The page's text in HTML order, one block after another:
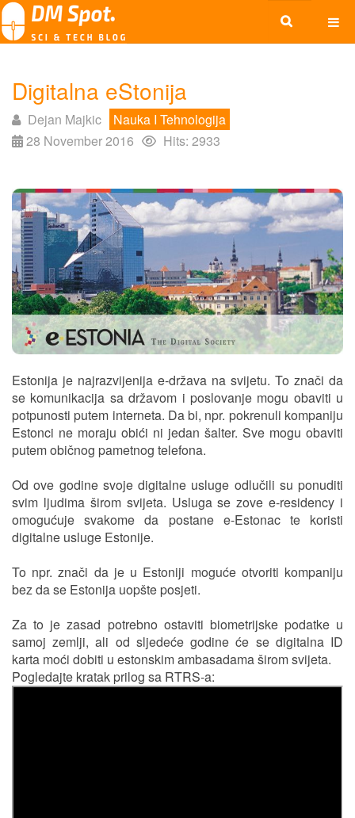
Digitalna eStonija
Dejan Majkic
Nauka I Tehnologija
28 November 2016
Hits: 2933
Estonija je najrazvijenija e-država na svijetu. To znači da
se komunikacija sa državom i poslovanje mogu obaviti u
potpunosti putem interneta. Da bi, npr. pokrenuli kompaniju
Estonci ne moraju obići ni jedan šalter. Sve mogu obaviti
putem običnog pametnog telefona.
Od ove godine svoje digitalne usluge odlučili su ponuditi
svim ljudima širom svijeta. Usluga se zove e-residency i
omogućuje svakome da postane e-Estonac te koristi
digitalne usluge Estonije.
To npr. znači da je u Estoniji moguće otvoriti kompaniju
bez da se Estonija uopšte posjeti.
Za to je zasad potrebno ostaviti biometrijske podatke u
samoj zemlji, ali od sljedeće godine će se digitalna ID
karta moći dobiti u estonskim ambasadama širom svijeta.
Pogledajte kratak prilog sa RTRS-a: